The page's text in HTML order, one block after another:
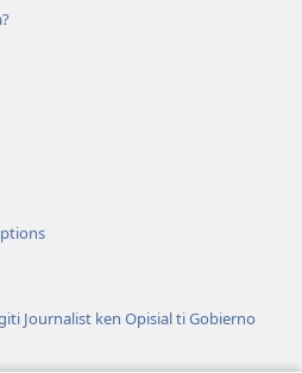
Journalist ken Opisial ti Gobierno